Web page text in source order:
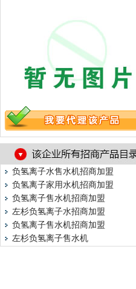
负氢离子水售水机招商加盟
负氢离子家用水机招商加盟
负氢离子售水机招商加盟
左杉负氢离子水招商加盟
负氢离子售水机招商加盟
左杉负氢离子售水机